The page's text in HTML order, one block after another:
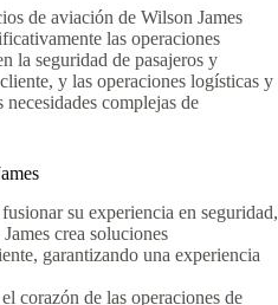
de aviación de Wilson James
las operaciones
la seguridad de pasajeros y
y las operaciones logísticas y
complejas de
su experiencia en seguridad,
crea soluciones
garantizando una experiencia
corazón de las operaciones de